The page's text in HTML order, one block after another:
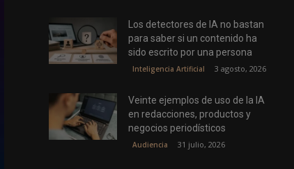
Los detectores de IA no bastan
para saber si un contenido ha
sido escrito por una persona
Inteligencia Artificial 3 agosto, 2026
Veinte ejemplos de uso de la IA
en redacciones, productos y
negocios periodísticos
Audiencia 31 julio, 2026